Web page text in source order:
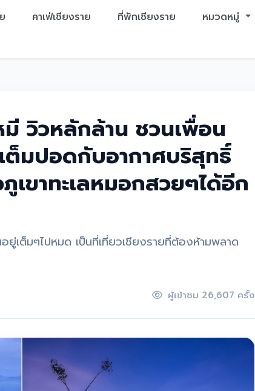
คาเฟ่เชียงราย ที่พักเชียงราย
หมวดหมู่
วิวหลักล้าน ชวนเพื่อน
ต็มปอดกับอากาศบริสุทธิ์
เขาทะเลหมอกสวยๆได้อีก
เต็มๆไปหมด เป็นที่เที่ยวเชียงรายที่ต้องห้ามพลาด
ผู้เข้าชม 26,607 ครั้ง